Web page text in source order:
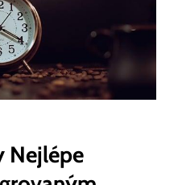
Nejlépe